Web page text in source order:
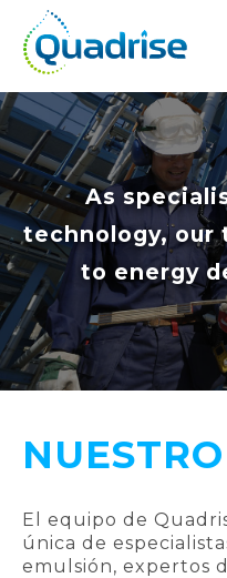
As
technology, our
to energy
El equipo de
única de
emulsión, expertos